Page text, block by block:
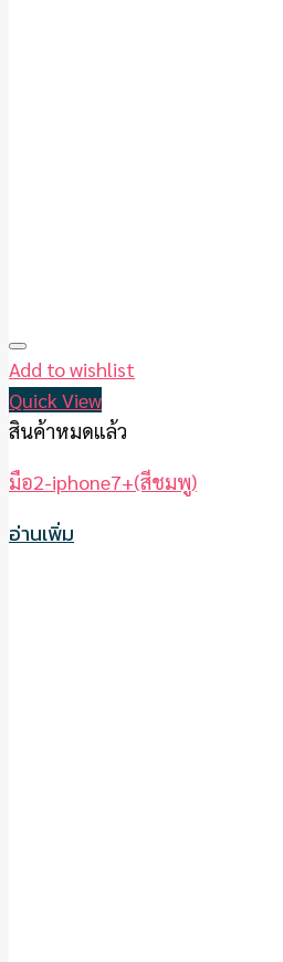
Add to wishlist
Quick View
สินค้าหมดแล้ว
มือ2-iphone7+(สีชมพู)
อ่านเพิ่ม